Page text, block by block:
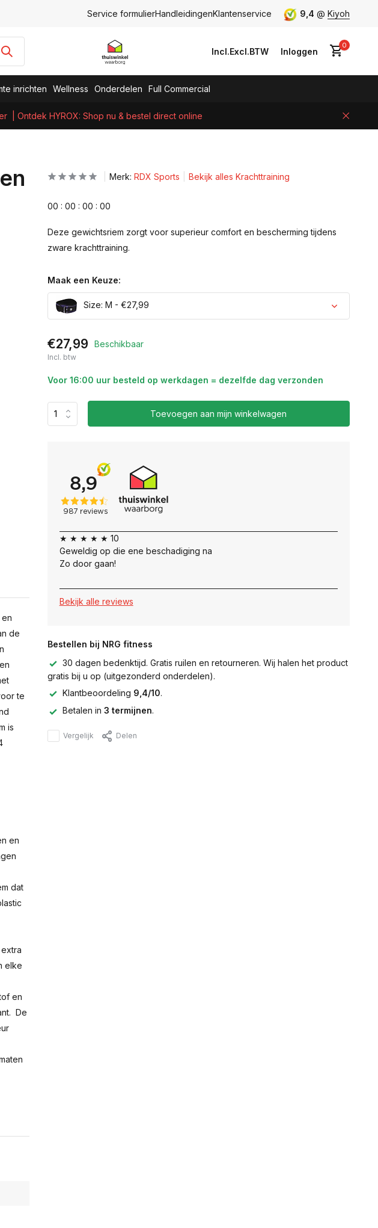
Service formulierHandleidingenKlantenservice 9,4 @ Kiyoh
Incl.Excl.BTW Inloggen
0
inrichten Wellness Onderdelen Full Commercial
| Ontdek HYROX: Shop nu & bestel direct online
de
te
is
en
dat
elke
en
De
Merk: RDX Sports Bekijk alles Krachttraining
00 : 00 : 00 : 00
Deze gewichtsriem zorgt voor superieur comfort en bescherming tijdens
zware krachttraining.
Maak een Keuze:
Size: M - €27,99
€27,99 Beschikbaar
Incl. btw
Voor 16:00 uur besteld op werkdagen = dezelfde dag verzonden
Toevoegen aan mijn winkelwagen
★ ★ ★ ★ ★ 10
Geweldig op die ene beschadiging na
Zo door gaan!
Bekijk alle reviews
Bestellen bij NRG fitness
30 dagen bedenktijd. Gratis ruilen en retourneren. Wij halen het product
gratis bij u op (uitgezonderd onderdelen).
Klantbeoordeling 9,4/10.
Betalen in 3 termijnen.
Vergelijk Delen